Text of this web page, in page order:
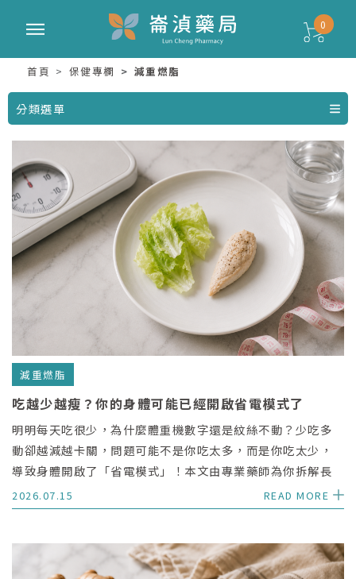
0
首頁 保健專欄 減重燃脂
分類選單
減重燃脂
吃越少越瘦？你的身體可能已經開啟省電模式了
明明每天吃很少，為什麼體重機數字還是紋絲不動？少吃多
動卻越減越卡關，問題可能不是你吃太多，而是你吃太少，
導致身體開啟了「省電模式」！本文由專業藥師為你拆解長
期節食導致代謝率下降、肌肉流失與脂肪囤積的 3 大危機，
並分享無痛重啟代謝、關掉省電模式的 3 大關鍵吃法。
2026.07.15 READ MORE